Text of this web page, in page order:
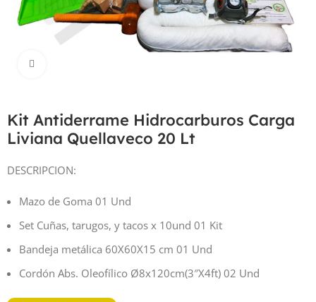
Kit Antiderrame Hidrocarburos Carga
Liviana Quellaveco 20 Lt
DESCRIPCION:
Mazo de Goma 01 Und
Set Cuñas, tarugos, y tacos x 10und 01 Kit
Bandeja metálica 60X60X15 cm 01 Und
Cordón Abs. Oleofílico Ø8x120cm(3″X4ft) 02 Und